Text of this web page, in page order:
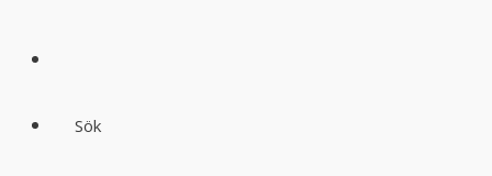
Sök